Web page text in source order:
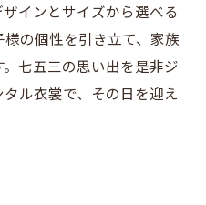
インとサイズから選べる
の個性を引き立て、家族
七五三の思い出を是非ジ
ル衣裳で、その日を迎え